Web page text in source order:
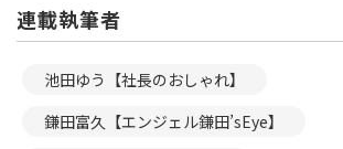
連載執筆者
池田ゆう【社長のおしゃれ】
鎌田富久【エンジェル鎌田’sEye】